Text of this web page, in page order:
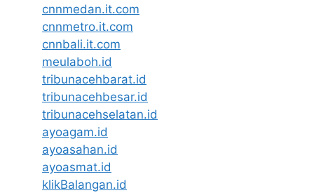
cnnmedan.it.com
cnnmetro.it.com
cnnbali.it.com
meulaboh.id
tribunacehbarat.id
tribunacehbesar.id
tribunacehselatan.id
ayoagam.id
ayoasahan.id
ayoasmat.id
klikBalangan.id